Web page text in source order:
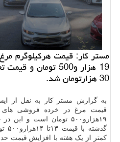
30 هزارتومان شد.
به گزارش مستر کار به نقل از
۱۹هزارو۵۰۰ تومان است و